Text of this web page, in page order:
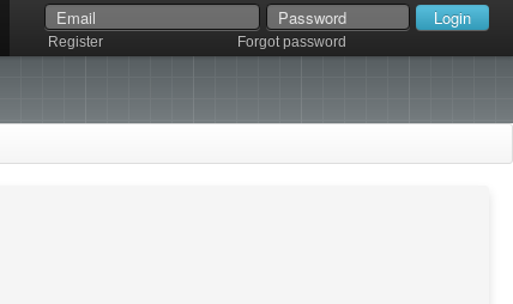
Register Forgot password